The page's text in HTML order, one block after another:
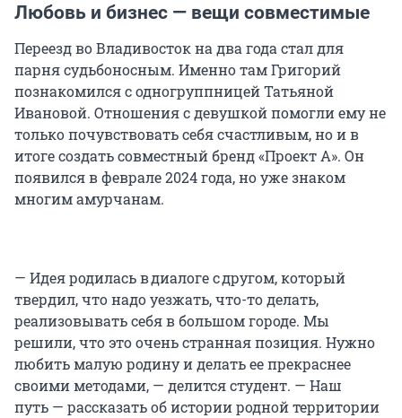
Любовь и бизнес — вещи совместимые
Переезд во Владивосток на два года стал для
парня судьбоносным. Именно там Григорий
познакомился с одногруппницей Татьяной
Ивановой. Отношения с девушкой помогли ему не
только почувствовать себя счастливым, но и в
итоге создать совместный бренд «Проект А». Он
появился в феврале 2024 года, но уже знаком
многим амурчанам.
— Идея родилась в диалоге с другом, который
твердил, что надо уезжать, что-то делать,
реализовывать себя в большом городе. Мы
решили, что это очень странная позиция. Нужно
любить малую родину и делать ее прекраснее
своими методами, — делится студент. — Наш
путь — рассказать об истории родной территории